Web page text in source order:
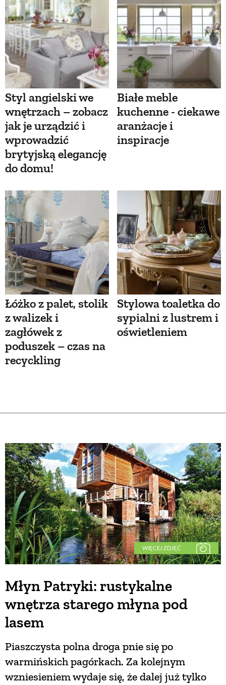
Styl angielski we
wnętrzach – zobacz
jak je urządzić i
wprowadzić
brytyjską elegancję
do domu!
Białe meble
kuchenne - ciekawe
aranżacje i
inspiracje
Łóżko z palet, stolik
z walizek i
zagłówek z
poduszek – czas na
recyckling
Stylowa toaletka do
sypialni z lustrem i
oświetleniem
WIĘCEJ ZDJĘĆ
Młyn Patryki: rustykalne
wnętrza starego młyna pod
lasem
Piaszczysta polna droga pnie się po
warmińskich pagórkach. Za kolejnym
wzniesieniem wydaje się, że dalej już tylko